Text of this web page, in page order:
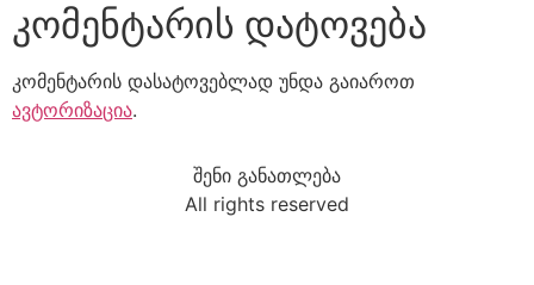
კომენტარის დატოვება
კომენტარის დასატოვებლად უნდა გაიაროთ
ავტორიზაცია.
შენი განათლება
All rights reserved